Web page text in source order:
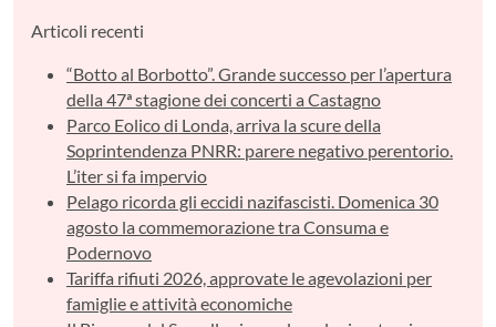
Articoli recenti
“Botto al Borbotto”. Grande successo per l’apertura
della 47ª stagione dei concerti a Castagno
Parco Eolico di Londa, arriva la scure della
Soprintendenza PNRR: parere negativo perentorio.
L’iter si fa impervio
Pelago ricorda gli eccidi nazifascisti. Domenica 30
agosto la commemorazione tra Consuma e
Podernovo
Tariffa rifiuti 2026, approvate le agevolazioni per
famiglie e attività economiche